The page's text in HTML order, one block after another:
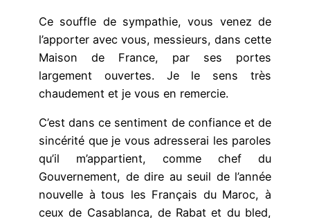
Ce souffle de sympathie, vous venez de
l’apporter avec vous, messieurs, dans cette
Maison de France, par ses portes
largement ouvertes. Je le sens très
chaudement et je vous en remercie.
C’est dans ce sentiment de confiance et de
sincérité que je vous adresserai les paroles
qu’il m’appartient, comme chef du
Gouvernement, de dire au seuil de l’année
nouvelle à tous les Français du Maroc, à
ceux de Casablanca, de Rabat et du bled,